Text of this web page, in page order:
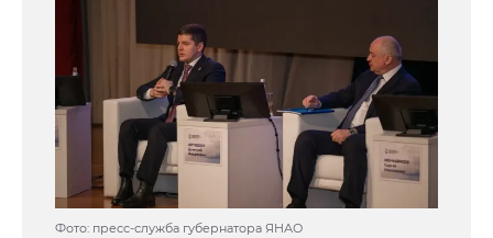
Фото: пресс-служба губернатора ЯНАО